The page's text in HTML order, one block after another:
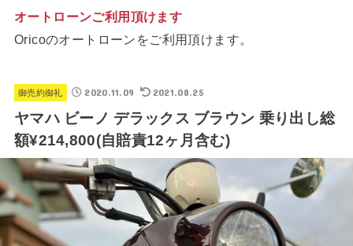
オートローンご利用頂けます
Oricoのオートローンをご利用頂けます。
御売約御礼 2020.11.09 2021.08.25
ヤマハ ビーノ デラックス ブラウン 乗り出し総
額¥214,800(自賠責12ヶ月含む)